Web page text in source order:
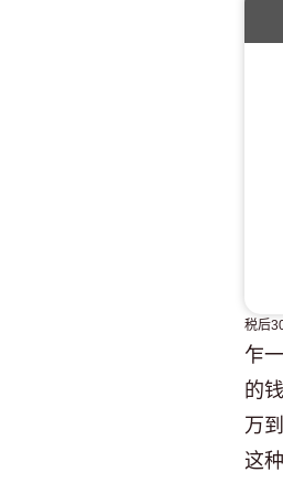
税后
乍
的
万
这